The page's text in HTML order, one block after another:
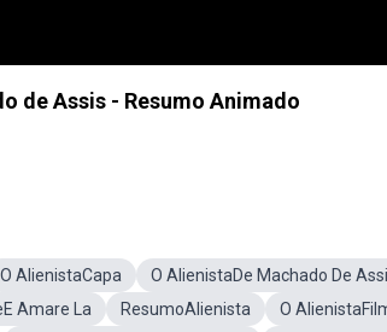
de Assis - Resumo Animado
O AlienistaCapa
O AlienistaDe Machado De
Amare La ResumoAlienista
O